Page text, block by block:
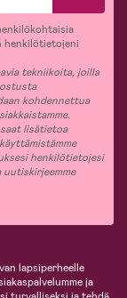
henkilötietojeni
tekniikoita, joilla
kohdennettua
lisätietoa
henkilötietojesi
lapsiperheelle
ja